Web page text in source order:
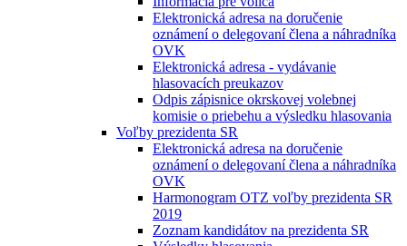
Elektronická adresa na doručenie
oznámení o delegovaní člena a náhradníka
OVK
Elektronická adresa - vydávanie
hlasovacích preukazov
Odpis zápisnice okrskovej volebnej
komisie o priebehu a výsledku hlasovania
Voľby prezidenta SR
Elektronická adresa na doručenie
oznámení o delegovaní člena a náhradníka
OVK
Harmonogram OTZ voľby prezidenta SR
2019
Zoznam kandidátov na prezidenta SR